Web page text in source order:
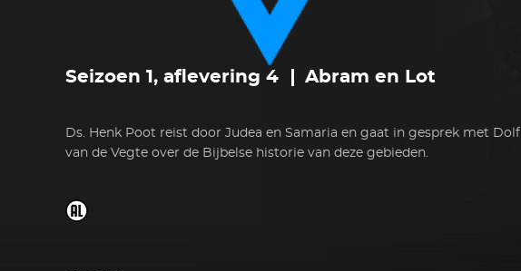
Seizoen 1, aflevering 4 Abram en Lot
Ds. Henk Poot reist door Judea en Samaria en gaat in gesprek met Dolf
van de Vegte over de Bijbelse historie van deze gebieden.